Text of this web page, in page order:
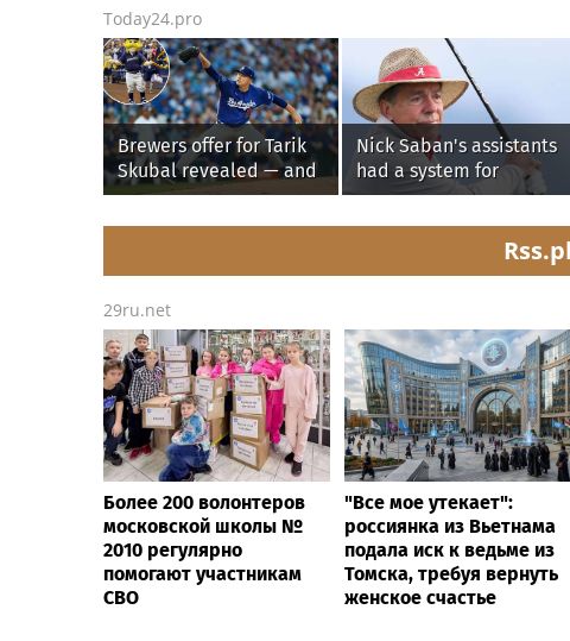
Today24.pro
Brewers offer for Tarik
Skubal revealed — and
it’s better than the
Dodgers
Nick Saban's assistants
had a system for
sneaking onto golf
courses without him
backfired
29ru.net
Более 200 волонтеров
московской школы №
2010 регулярно
помогают участникам
СВО
"Все мое утекает":
россиянка из Вьетнама
подала иск к ведьме из
Томска, требуя вернуть
женское счастье